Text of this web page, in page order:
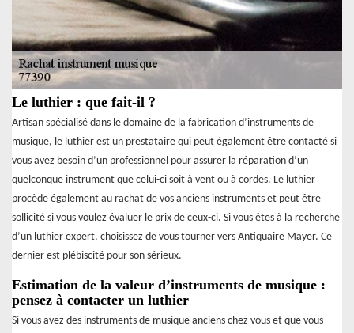
Le luthier : que fait-il ?
Artisan spécialisé dans le domaine de la fabrication d’instruments de
musique, le luthier est un prestataire qui peut également être contacté si
vous avez besoin d’un professionnel pour assurer la réparation d’un
quelconque instrument que celui-ci soit à vent ou à cordes. Le luthier
procède également au rachat de vos anciens instruments et peut être
sollicité si vous voulez évaluer le prix de ceux-ci. Si vous êtes à la recherche
d’un luthier expert, choisissez de vous tourner vers Antiquaire Mayer. Ce
dernier est plébiscité pour son sérieux.
Estimation de la valeur d’instruments de musique :
pensez à contacter un luthier
Si vous avez des instruments de musique anciens chez vous et que vous